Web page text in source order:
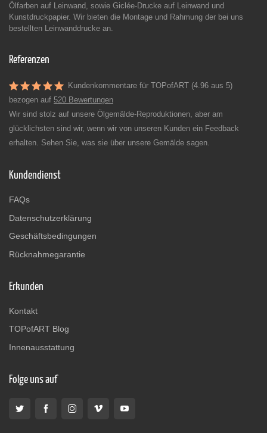
Ölfarben auf Leinwand, sowie Giclée-Drucke auf Leinwand und
Kunstdruckpapier. Wir bieten die Montage und Rahmung der bei uns
bestellten Leinwanddrucke an.
Referenzen
Kundenkommentare für TOPofART (4.96 aus 5)
bezogen auf 520 Bewertungen
Wir sind stolz auf unsere Ölgemälde-Reproduktionen, aber am
glücklichsten sind wir, wenn wir von unseren Kunden ein Feedback
erhalten. Sehen Sie, was sie über unsere Gemälde sagen.
Kundendienst
FAQs
Datenschutzerklärung
Geschäftsbedingungen
Rücknahmegarantie
Erkunden
Kontakt
TOPofART Blog
Innenausstattung
Folge uns auf